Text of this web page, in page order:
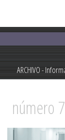
ARCHIVO -
Información y
número